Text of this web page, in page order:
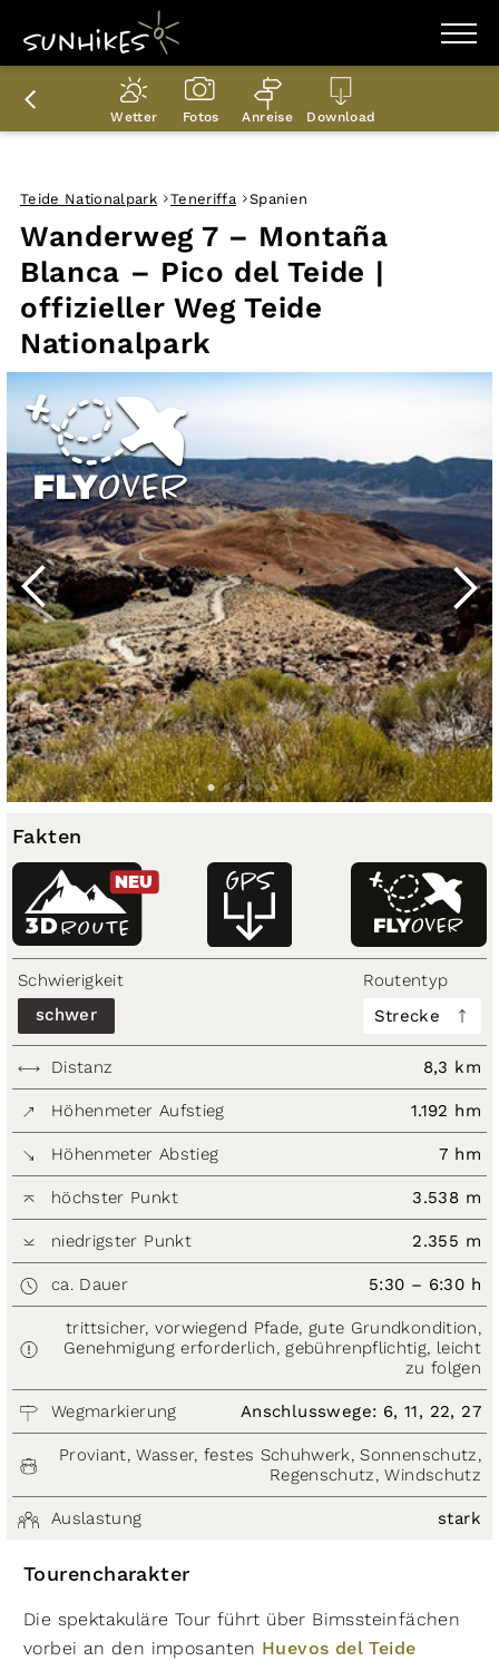
WANDERZIELE
WANDERUNGEN
ENTDECKEN
PLANER
Wetter Fotos Anreise Download
Wanderweg 7 – Montaña
Blanca – Pico del Teide |
offizieller Weg Teide
Nationalpark
Teide Nationalpark Teneriffa Spanien
Fakten
ROUTE
3D
NEU
Schwierigkeit
schwer
Routentyp
Strecke
Distanz 8,3 km
Höhenmeter Aufstieg 1.192 hm
Höhenmeter Abstieg 7 hm
höchster Punkt 3.538 m
niedrigster Punkt 2.355 m
ca. Dauer 5:30 – 6:30 h
trittsicher, vorwiegend Pfade, gute Grundkondition,
Genehmigung erforderlich, gebührenpflichtig, leicht
zu folgen
Wegmarkierung Anschlusswege: 6, 11, 22, 27
Proviant, Wasser, festes Schuhwerk, Sonnenschutz,
Regenschutz, Windschutz
Auslastung stark
Tourencharakter
Die spektakuläre Tour führt über Bimssteinfächen
vorbei an den imposanten Huevos del Teide